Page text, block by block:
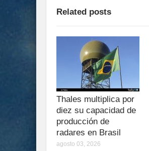
Related posts
Thales multiplica por
diez su capacidad de
producción de
radares en Brasil
agosto 03, 2026